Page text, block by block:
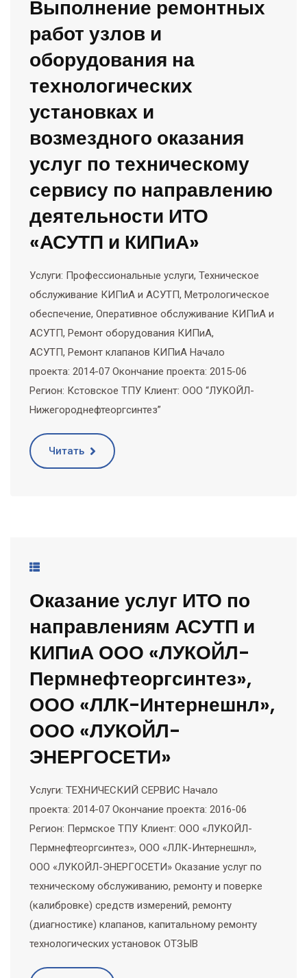
Выполнение ремонтных
работ узлов и
оборудования на
технологических
установках и
возмездного оказания
услуг по техническому
сервису по направлению
деятельности ИТО
«АСУТП и КИПиА»
Услуги: Профессиональные услуги, Техническое
обслуживание КИПиА и АСУТП, Метрологическое
обеспечение, Оперативное обслуживание КИПиА и
АСУТП, Ремонт оборудования КИПиА,
АСУТП, Ремонт клапанов КИПиА Начало
проекта: 2014-07 Окончание проекта: 2015-06
Регион: Кстовское ТПУ Клиент: ООО “ЛУКОЙЛ-
Нижегороднефтеоргсинтез”
Читать
Оказание услуг ИТО по
направлениям АСУТП и
КИПиА ООО «ЛУКОЙЛ-
Пермнефтеоргсинтез»,
ООО «ЛЛК-Интернешнл»,
ООО «ЛУКОЙЛ-
ЭНЕРГОСЕТИ»
Услуги: ТЕХНИЧЕСКИЙ СЕРВИС Начало
проекта: 2014-07 Окончание проекта: 2016-06
Регион: Пермское ТПУ Клиент: ООО «ЛУКОЙЛ-
Пермнефтеоргсинтез», ООО «ЛЛК-Интернешнл»,
ООО «ЛУКОЙЛ-ЭНЕРГОСЕТИ» Оказание услуг по
техническому обслуживанию, ремонту и поверке
(калибровке) средств измерений, ремонту
(диагностике) клапанов, капитальному ремонту
технологических установок ОТЗЫВ